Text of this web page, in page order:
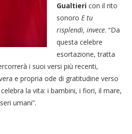
Gualtieri con il rito
sonoro E tu
risplendi, invece. “Da
questa celebre
esortazione, tratta
i suoi versi più recenti,
e propria ode di gratitudine verso
la vita: i bambini, i fiori, il mare,
umani”.